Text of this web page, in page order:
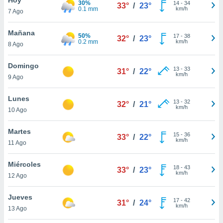
en
más
nuestra
de
cookies
aceptar
7 Ago
30%
0.1 mm
33° / 23° 14- 34
km/h
Mañana
8 Ago
50%
0.2 mm
32° / 23° 17- 38
km/h
Domingo
9 Ago
31° / 22° 13- 33
km/h
Lunes
10 Ago
32° / 21° 13- 32
km/h
Martes
11 Ago
33° / 22° 15- 36
km/h
Miércoles
12 Ago
33° / 23° 18- 43
km/h
Jueves
13 Ago
31° / 24° 17- 42
km/h